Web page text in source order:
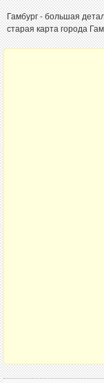
Гамбург - большая
старая карта города